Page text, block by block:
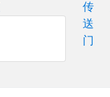
传
送
门